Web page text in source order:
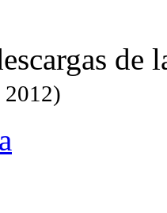
de
2012)